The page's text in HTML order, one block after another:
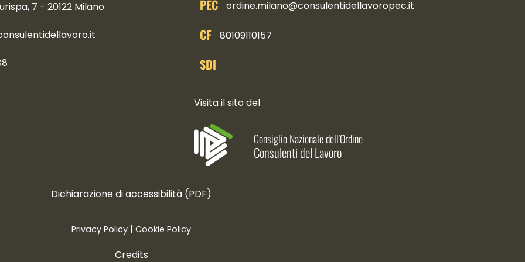
7 - 20122 Milano PEC ordine.milano@consulentidellavoropec.it
CF 80109110157
SDI
Visita il sito del
Consiglio Nazionale dell'Ordine
Consulenti del Lavoro
Dichiarazione di accessibilità (PDF)
Privacy Policy | Cookie Policy
Credits